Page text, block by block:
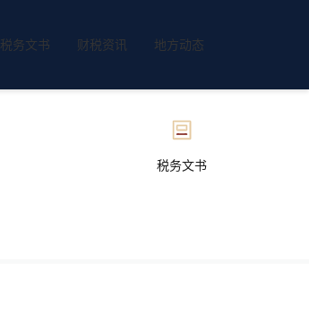
税务文书 财税资讯 地方动态
税务文书